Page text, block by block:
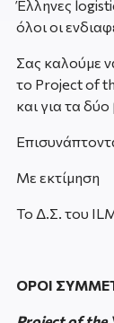
Έλληνες
όλοι οι
Σας καλούμε
το Project of
και για τα
Με εκτίμηση
Το Δ.Σ. του
ΟΡΟΙ